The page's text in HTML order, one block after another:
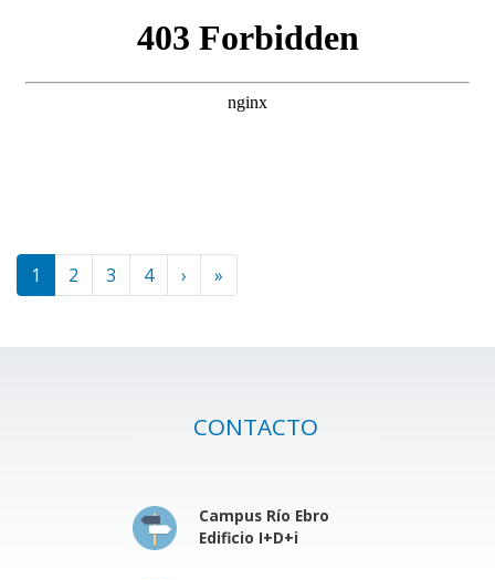
Paginación
1 2 3 4 › Siguiente página
»
CONTACTO
Campus Río Ebro
Edificio I+D+i